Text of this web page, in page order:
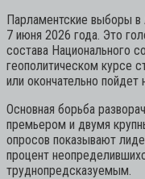
Парламентские выборы в
7 июня 2026 года. Это
состава Национального
геополитическом курсе
или окончательно
Основная борьба
премьером и двумя
опросов показывают
процент
труднопредсказуемым.